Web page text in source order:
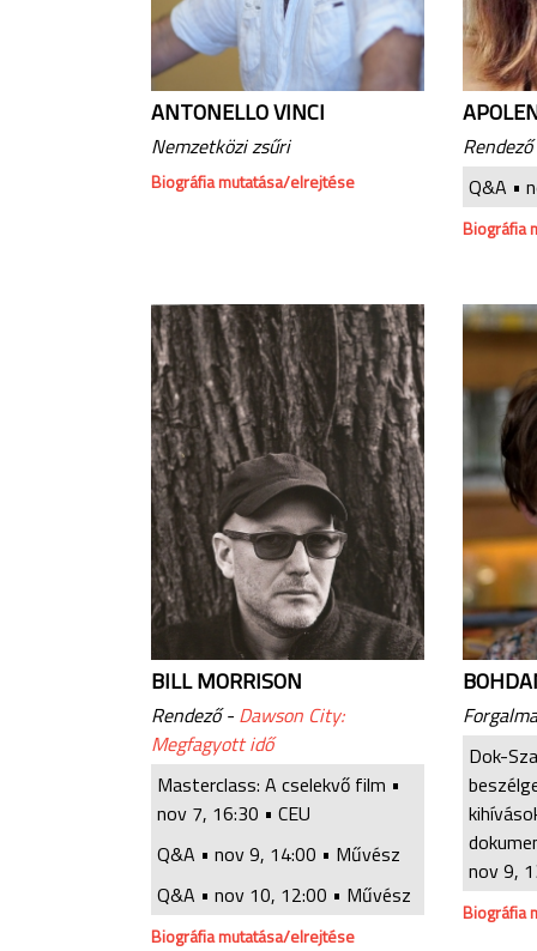
ANTONELLO VINCI
Nemzetközi zsűri
Biográfia mutatása/elrejtése
Q&A •
Biográfia
BILL MORRISON
Rendező - Dawson City:
Megfagyott idő
Masterclass: A cselekvő film •
nov 7, 16:30 • CEU
Q&A • nov 9, 14:00 • Művész
Q&A • nov 10, 12:00 • Művész
Biográfia mutatása/elrejtése
Dok-
nov 9,
Biográfia